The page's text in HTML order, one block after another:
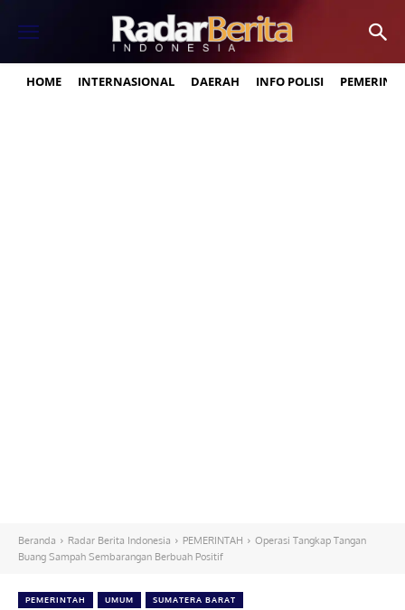
HOME INTERNASIONAL DAERAH INFO POLISI
Beranda Radar Berita Indonesia PEMERINTAH
Operasi Tangkap Tangan
Buang Sampah Sembarangan Berbuah Positif
PEMERINTAH UMUM SUMATERA BARAT